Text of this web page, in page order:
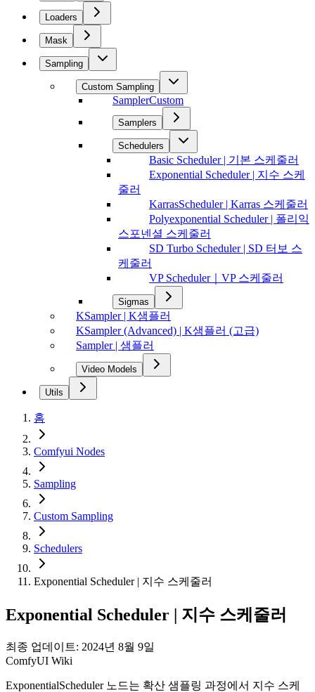
Loaders
Mask
Sampling
Custom Sampling
SamplerCustom
Samplers
Schedulers
Basic Scheduler | 기본 스케줄러
Exponential Scheduler | 지수 스케
줄러
KarrasScheduler | Karras 스케줄러
Polyexponential Scheduler | 폴리익
스포넨셜 스케줄러
SD Turbo Scheduler | SD 터보 스
케줄러
VP Scheduler｜VP 스케줄러
Sigmas
KSampler | K샘플러
KSampler (Advanced) | K샘플러 (고급)
Sampler | 샘플러
Video Models
Utils
홈
Comfyui Nodes
Sampling
Custom Sampling
Schedulers
Exponential Scheduler | 지수 스케줄러
Exponential Scheduler | 지수 스케줄러
최종 업데이트: 2024년 8월 9일
ComfyUI Wiki
ExponentialScheduler 노드는 확산 샘플링 과정에서 지수 스케